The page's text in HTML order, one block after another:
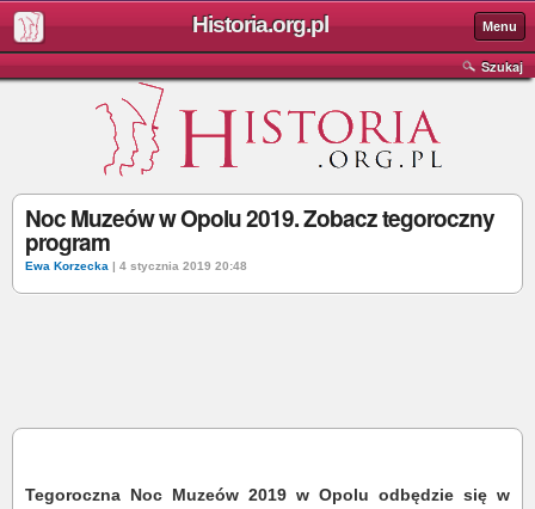
Historia.org.pl Menu
Szukaj
Noc Muzeów w Opolu 2019. Zobacz tegoroczny
program
Ewa Korzecka | 4 stycznia 2019 20:48
Tegoroczna Noc Muzeów 2019 w Opolu odbędzie się w